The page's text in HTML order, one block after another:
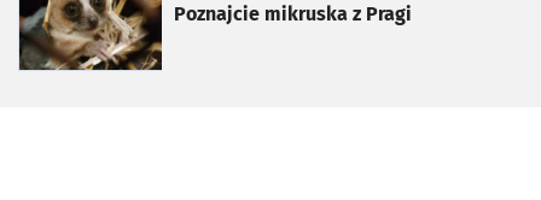
Poznajcie mikruska z Pragi